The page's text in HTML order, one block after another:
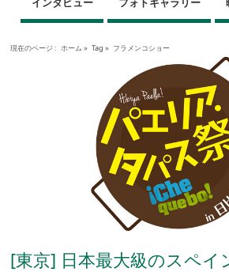
インタビュー フォトギャラリー
現在のページ : ホーム » Tag » フラメンコショー
[東京] 日本最大級のスペイ